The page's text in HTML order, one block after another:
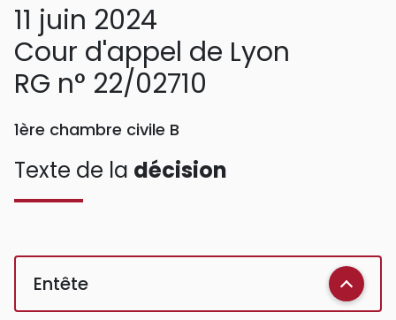
11 juin 2024
Cour d'appel de Lyon
RG n° 22/02710
1ère chambre civile B
Texte de la décision
Entête